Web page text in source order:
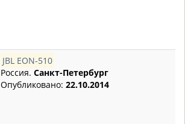
JBL EON-510
Россия. Санкт-Петербург
Опубликовано: 22.10.2014